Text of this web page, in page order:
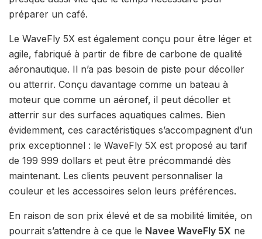
préparer un café.
Le WaveFly 5X est également conçu pour être léger et
agile, fabriqué à partir de fibre de carbone de qualité
aéronautique. Il n’a pas besoin de piste pour décoller
ou atterrir. Conçu davantage comme un bateau à
moteur que comme un aéronef, il peut décoller et
atterrir sur des surfaces aquatiques calmes. Bien
évidemment, ces caractéristiques s’accompagnent d’un
prix exceptionnel : le WaveFly 5X est proposé au tarif
de 199 999 dollars et peut être précommandé dès
maintenant. Les clients peuvent personnaliser la
couleur et les accessoires selon leurs préférences.
En raison de son prix élevé et de sa mobilité limitée, on
pourrait s’attendre à ce que le Navee WaveFly 5X ne